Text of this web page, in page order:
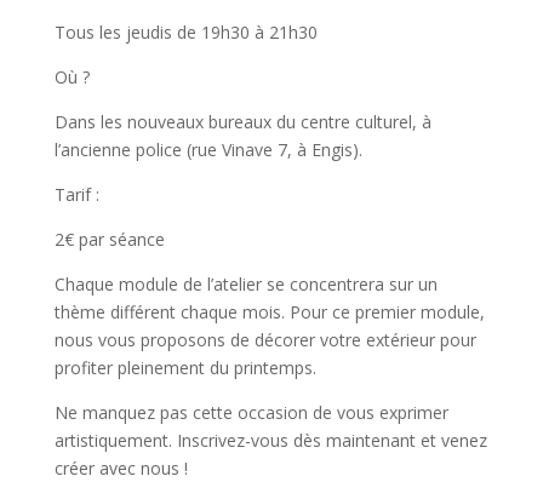
Tous les jeudis de 19h30 à 21h30
Où ?
Dans les nouveaux bureaux du centre culturel, à
l’ancienne police (rue Vinave 7, à Engis).
Tarif :
2€ par séance
Chaque module de l’atelier se concentrera sur un
thème différent chaque mois. Pour ce premier module,
nous vous proposons de décorer votre extérieur pour
profiter pleinement du printemps.
Ne manquez pas cette occasion de vous exprimer
artistiquement. Inscrivez-vous dès maintenant et venez
créer avec nous !